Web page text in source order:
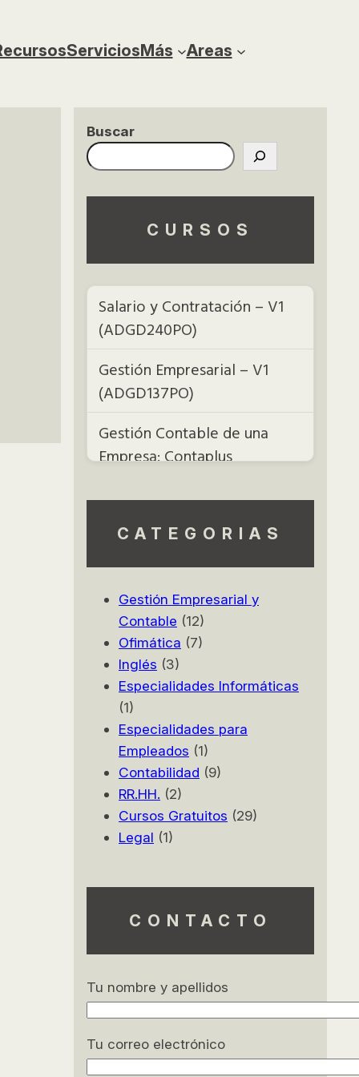
ServiciosMás Areas
Buscar
CURSOS
Salario y Contratación – V1
(ADGD240PO)
Gestión Empresarial – V1
(ADGD137PO)
Gestión Contable de una
Empresa: Contaplus
Contaplus y Fiscalidad
(ADGD042PO)
Inglés Empresarial
(CTRL0003)
Inglés Conversacional
Avanzado (CTRL0022)
Excel Avanzado
(ADGG020PO)
Fundamentos de Excel
(ADGG021PO)
Ofimática en la Nube –
Ofimática (ADGG053PO)
Office: Word, Excel, Access y
PowerPoint (ADGG052PO)
CATEGORIAS
Gestión Empresarial y
Contable (12)
Ofimática (7)
Inglés (3)
Especialidades Informáticas
(1)
Especialidades para
Empleados (1)
Contabilidad (9)
RR.HH. (2)
Cursos Gratuitos (29)
Legal (1)
CONTACTO
Tu nombre y apellidos
Tu correo electrónico